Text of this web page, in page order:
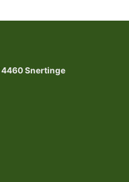
4460 Snertinge